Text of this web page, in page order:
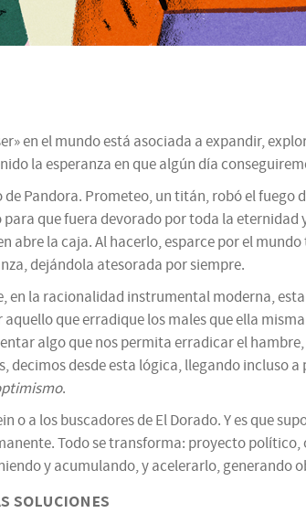
en el mundo está asociada a expandir,
la esperanza en que algún día
Pandora. Prometeo, un titán, robó el
que fuera devorado por toda la
abre la caja. Al hacerlo, esparce por el
dejándola atesorada por siempre.
en la racionalidad instrumental moderna,
que erradique los males que ella
algo que nos permita erradicar el
decimos desde esta lógica, llegando incluso
.
o a los buscadores de El Dorado. Y es que
Todo se transforma: proyecto
y acumulando, y acelerarlo, generando
soluciones